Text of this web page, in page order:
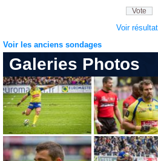
Voir
Voir les anciens sondages
Galeries Photos